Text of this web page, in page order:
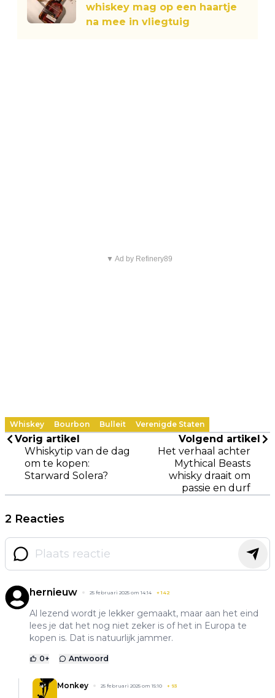
whiskey mag op een haartje
na mee in vliegtuig
▼ Ad by Refinery89
Whiskey Bourbon Bulleit Verenigde Staten
Vorig artikel
Whiskytip van de dag
om te kopen:
Starward Solera?
Volgend artikel
Het verhaal achter
Mythical Beasts
whisky draait om
passie en durf
2 Reacties
hernieuw 25 februari 2025 om 14:14 +142
Al lezend wordt je lekker gemaakt, maar aan het eind
lees je dat het nog niet zeker is of het in Europa te
kopen is. Dat is natuurlijk jammer.
0+ Antwoord
Monkey 25 februari 2025 om 15:10 + 93